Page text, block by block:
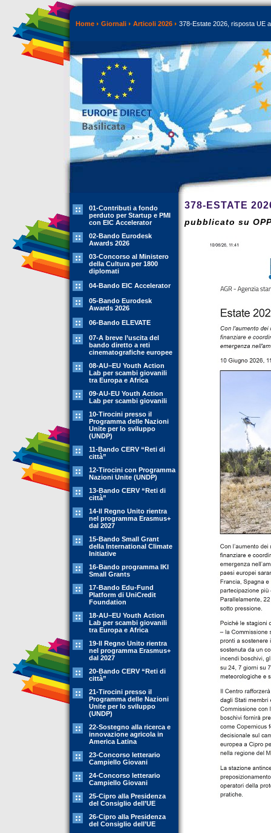
Home Giornali Articoli 2026 378-Estate 2026, risposta UE
01-Contributi a fondo
perduto per Startup e PMI
con EIC Accelerator
02-Bando Eurodesk
Awards 2026
03-Concorso al Ministero
della Cultura per 1800
diplomati
04-Bando EIC Accelerator
05-Bando Eurodesk
Awards 2026
06-Bando ELEVATE
07-A breve l’uscita del
bando diretto a reti
cinematografiche europee
08-AU–EU Youth Action
Lab per scambi giovanili
tra Europa e Africa
09-AU-EU Youth Action
Lab per scambi giovanili
10-Tirocini presso il
Programma delle Nazioni
Unite per lo sviluppo
(UNDP)
11-Bando CERV “Reti di
città”
12-Tirocini con Programma
Nazioni Unite (UNDP)
13-Bando CERV “Reti di
città”
14-Il Regno Unito rientra
nel programma Erasmus+
dal 2027
15-Bando Small Grant
della International Climate
Initiative
16-Bando programma IKI
Small Grants
17-Bando Edu-Fund
Platform di UniCredit
Foundation
18-AU–EU Youth Action
Lab per scambi giovanili
tra Europa e Africa
19-Il Regno Unito rientra
nel programma Erasmus+
dal 2027
20-Bando CERV “Reti di
città”
21-Tirocini presso il
Programma delle Nazioni
Unite per lo sviluppo
(UNDP)
22-Sostegno alla ricerca e
innovazione agricola in
America Latina
23-Concorso letterario
Campiello Giovani
24-Concorso letterario
Campiello Giovani
25-Cipro alla Presidenza
del Consiglio dell’UE
26-Cipro alla Presidenza
del Consiglio dell’UE
378-ESTATE
pubblicato su